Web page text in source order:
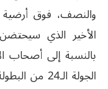
والنصف، فوق أرضية
الأخير الذي
بالنسبة إلى
الجولة